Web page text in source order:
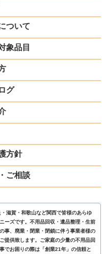
ついて
象品目
グ
方針
ご相談
滋賀・和歌山など関西で皆様のあらゆ
ーズです。不用品回収・遺品整理・生前
事、廃業・閉業・閉鎖に伴う事業者様の
提供致します。ご家庭の少量の不用品回
でお困りの際は「創業21年」の信頼と